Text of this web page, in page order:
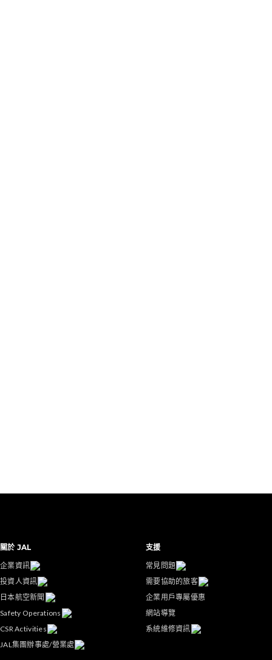
關於 JAL
企業資訊
投資人資訊
日本航空新聞
Safety Operations
CSR Activities
JAL集團辦事處/營業處
支援
常見問題
需要協助的旅客
企業用戶專屬優惠
網站導覽
系統維修資訊